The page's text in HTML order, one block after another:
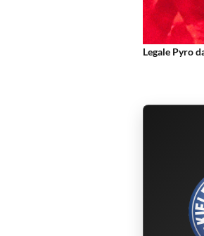
Legale Pyro